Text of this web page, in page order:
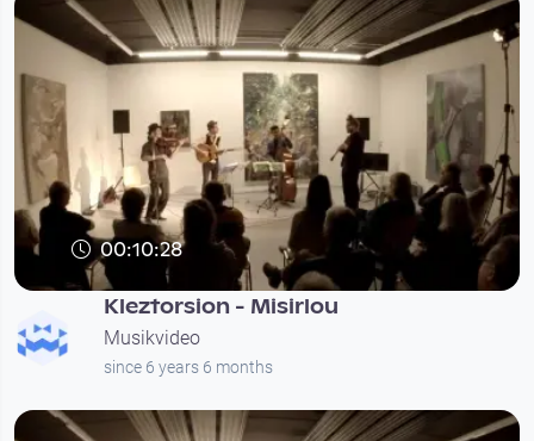
00:10:28
Kleztorsion - Misirlou
Musikvideo
since 6 years 6 months